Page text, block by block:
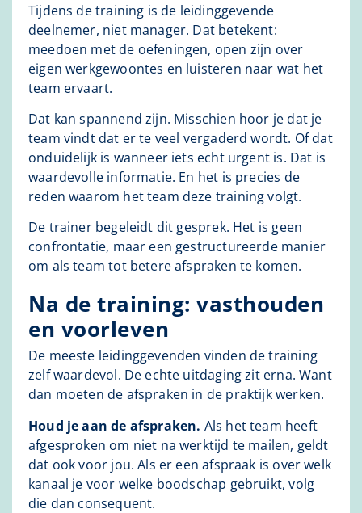
Tijdens de training is de leidinggevende
deelnemer, niet manager. Dat betekent:
meedoen met de oefeningen, open zijn over
eigen werkgewoontes en luisteren naar wat het
team ervaart.
Dat kan spannend zijn. Misschien hoor je dat je
team vindt dat er te veel vergaderd wordt. Of dat
onduidelijk is wanneer iets echt urgent is. Dat is
waardevolle informatie. En het is precies de
reden waarom het team deze training volgt.
De trainer begeleidt dit gesprek. Het is geen
confrontatie, maar een gestructureerde manier
om als team tot betere afspraken te komen.
Na de training: vasthouden
en voorleven
De meeste leidinggevenden vinden de training
zelf waardevol. De echte uitdaging zit erna. Want
dan moeten de afspraken in de praktijk werken.
Houd je aan de afspraken. Als het team heeft
afgesproken om niet na werktijd te mailen, geldt
dat ook voor jou. Als er een afspraak is over welk
kanaal je voor welke boodschap gebruikt, volg
die dan consequent.